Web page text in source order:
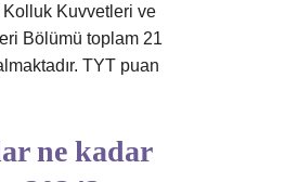
Kolluk Kuvvetleri ve
Bölümü toplam 21
TYT puan
ne kadar